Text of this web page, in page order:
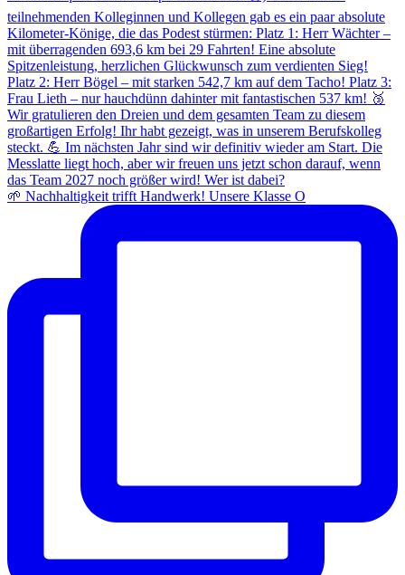
🌱 Nachhaltigkeit trifft Handwerk! Unsere Klasse O